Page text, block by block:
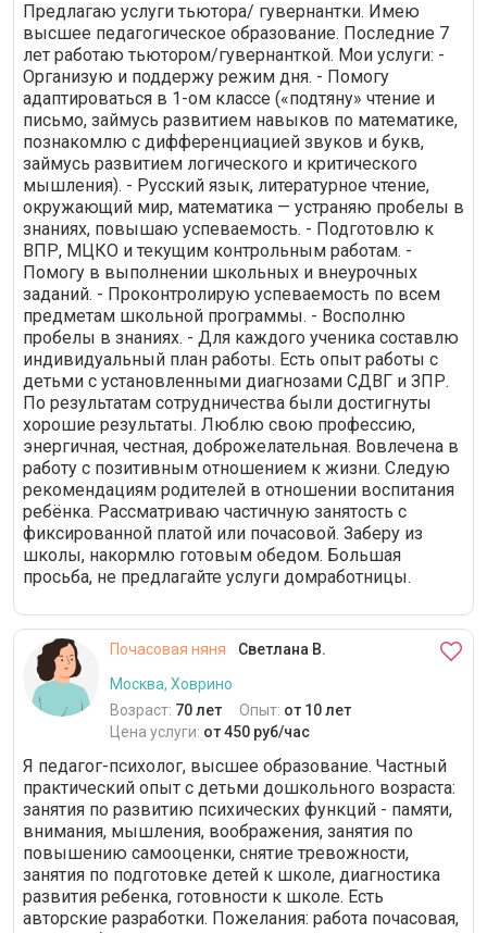
Предлагаю услуги тьютора/ гувернантки. Имею
высшее педагогическое образование. Последние 7
лет работаю тьютором/гувернанткой. Мои услуги: -
Организую и поддержу режим дня. - Помогу
адаптироваться в 1-ом классе («подтяну» чтение и
письмо, займусь развитием навыков по математике,
познакомлю с дифференциацией звуков и букв,
займусь развитием логического и критического
мышления). - Русский язык, литературное чтение,
окружающий мир, математика — устраняю пробелы в
знаниях, повышаю успеваемость. - Подготовлю к
ВПР, МЦКО и текущим контрольным работам. -
Помогу в выполнении школьных и внеурочных
заданий. - Проконтролирую успеваемость по всем
предметам школьной программы. - Восполню
пробелы в знаниях. - Для каждого ученика составлю
индивидуальный план работы. Есть опыт работы с
детьми с установленными диагнозами СДВГ и ЗПР.
По результатам сотрудничества были достигнуты
хорошие результаты. Люблю свою профессию,
энергичная, честная, доброжелательная. Вовлечена в
работу с позитивным отношением к жизни. Следую
рекомендациям родителей в отношении воспитания
ребёнка. Рассматриваю частичную занятость с
фиксированной платой или почасовой. Заберу из
школы, накормлю готовым обедом. Большая
просьба, не предлагайте услуги домработницы.
Почасовая няня
Светлана В.
Москва, Ховрино
Возраст: 70 лет Опыт: от 10 лет
Цена услуги: от 450 руб/час
Я педагог-психолог, высшее образование. Частный
практический опыт с детьми дошкольного возраста:
занятия по развитию психических функций - памяти,
внимания, мышления, воображения, занятия по
повышению самооценки, снятие тревожности,
занятия по подготовке детей к школе, диагностика
развития ребенка, готовности к школе. Есть
авторские разработки. Пожелания: работа почасовая,